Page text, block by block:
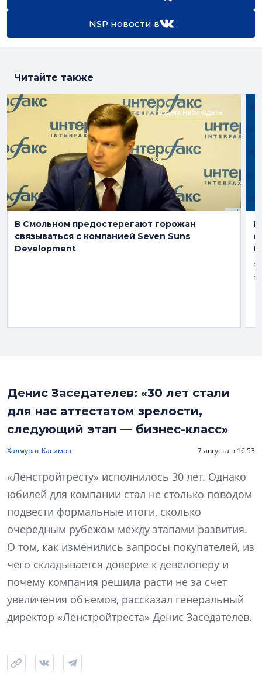
NSP новости в
Читайте также
Будем наблюдать
В Смольном предостерегают горожан
связываться с компанией Seven Suns
Development
Денис Заседателев: «30 лет стали
для нас аттестатом зрелости,
следующий этап — бизнес-класс»
Халмурат Касимов 7 августа в 16:53
«Ленстройтресту» исполнилось 30 лет. Однако
юбилей для компании стал не столько поводом
подвести формальные итоги, сколько
очередным рубежом между этапами развития.
О том, как изменились запросы покупателей, из
чего складывается доверие к девелоперу и
почему компания решила расти не за счет
увеличения объемов, рассказал генеральный
директор «Ленстройтреста» Денис Заседателев.